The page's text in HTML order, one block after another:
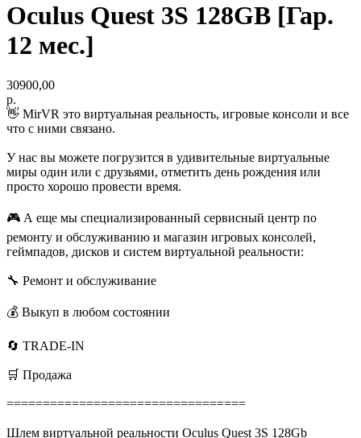
Oculus Quest 3S 128GB [Гар.
12 мес.]
30900,00
р.
👋 MirVR это виртуальная реальность, игровые консоли и все
что с ними связано.
У нас вы можете погрузится в удивительные виртуальные
миры один или с друзьями, отметить день рождения или
просто хорошо провести время.
🎮 А еще мы специализированный сервисный центр по
ремонту и обслуживанию и магазин игровых консолей,
геймпадов, дисков и систем виртуальной реальности:
🔧 Ремонт и обслуживание
💰 Выкуп в любом состоянии
🔄 TRADE-IN
🛒 Продажа
=================================
Шлем виртуальной реальности Oculus Quest 3S 128Gb